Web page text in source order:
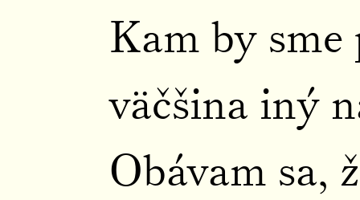
Kam by
väčšina iný
Obávam sa,